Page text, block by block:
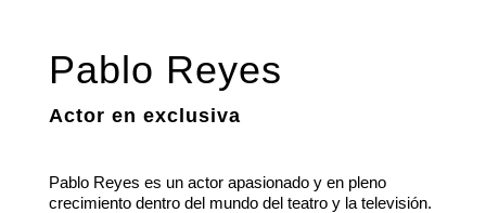
Pablo Reyes
Actor en exclusiva
Pablo Reyes es un actor apasionado y en pleno
crecimiento dentro del mundo del teatro y la televisión.